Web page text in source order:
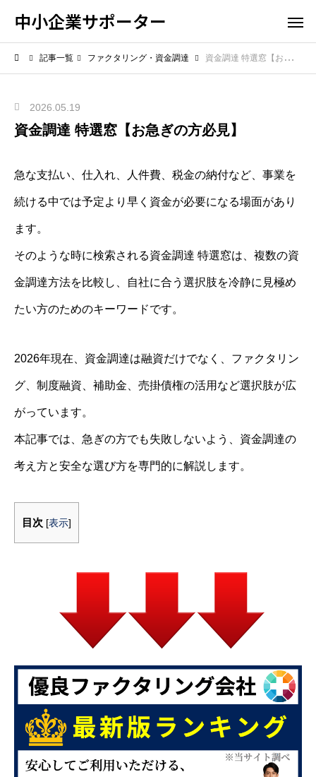
中小企業サポーター
記事一覧 ファクタリング・資金調達 資金調達 特選窓【お急ぎの方必見】
2026.05.19
資金調達 特選窓【お急ぎの方必見】
急な支払い、仕入れ、人件費、税金の納付など、事業を
続ける中では予定より早く資金が必要になる場面があり
ます。
そのような時に検索される資金調達 特選窓は、複数の資
金調達方法を比較し、自社に合う選択肢を冷静に見極め
たい方のためのキーワードです。
2026年現在、資金調達は融資だけでなく、ファクタリン
グ、制度融資、補助金、売掛債権の活用など選択肢が広
がっています。
本記事では、急ぎの方でも失敗しないよう、資金調達の
考え方と安全な選び方を専門的に解説します。
目次 [表示]